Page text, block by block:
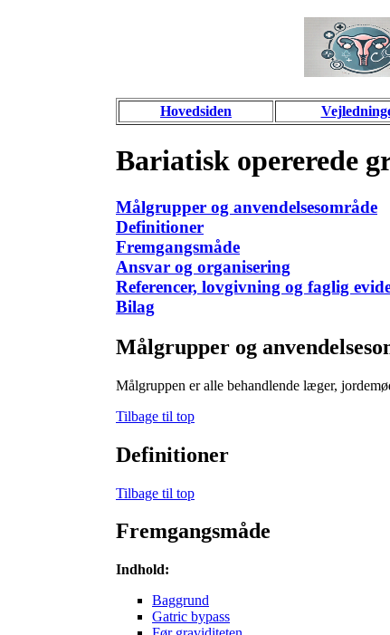
Hovedsiden
Bariatisk opererede
Målgrupper og anvendelsesområde
Definitioner
Fremgangsmåde
Ansvar og organisering
Referencer, lovgivning og faglig
Bilag
Målgrupper og
Målgruppen er alle behandlende læger,
Tilbage til top
Definitioner
Tilbage til top
Fremgangsmåde
Indhold:
Baggrund
Gatric bypass